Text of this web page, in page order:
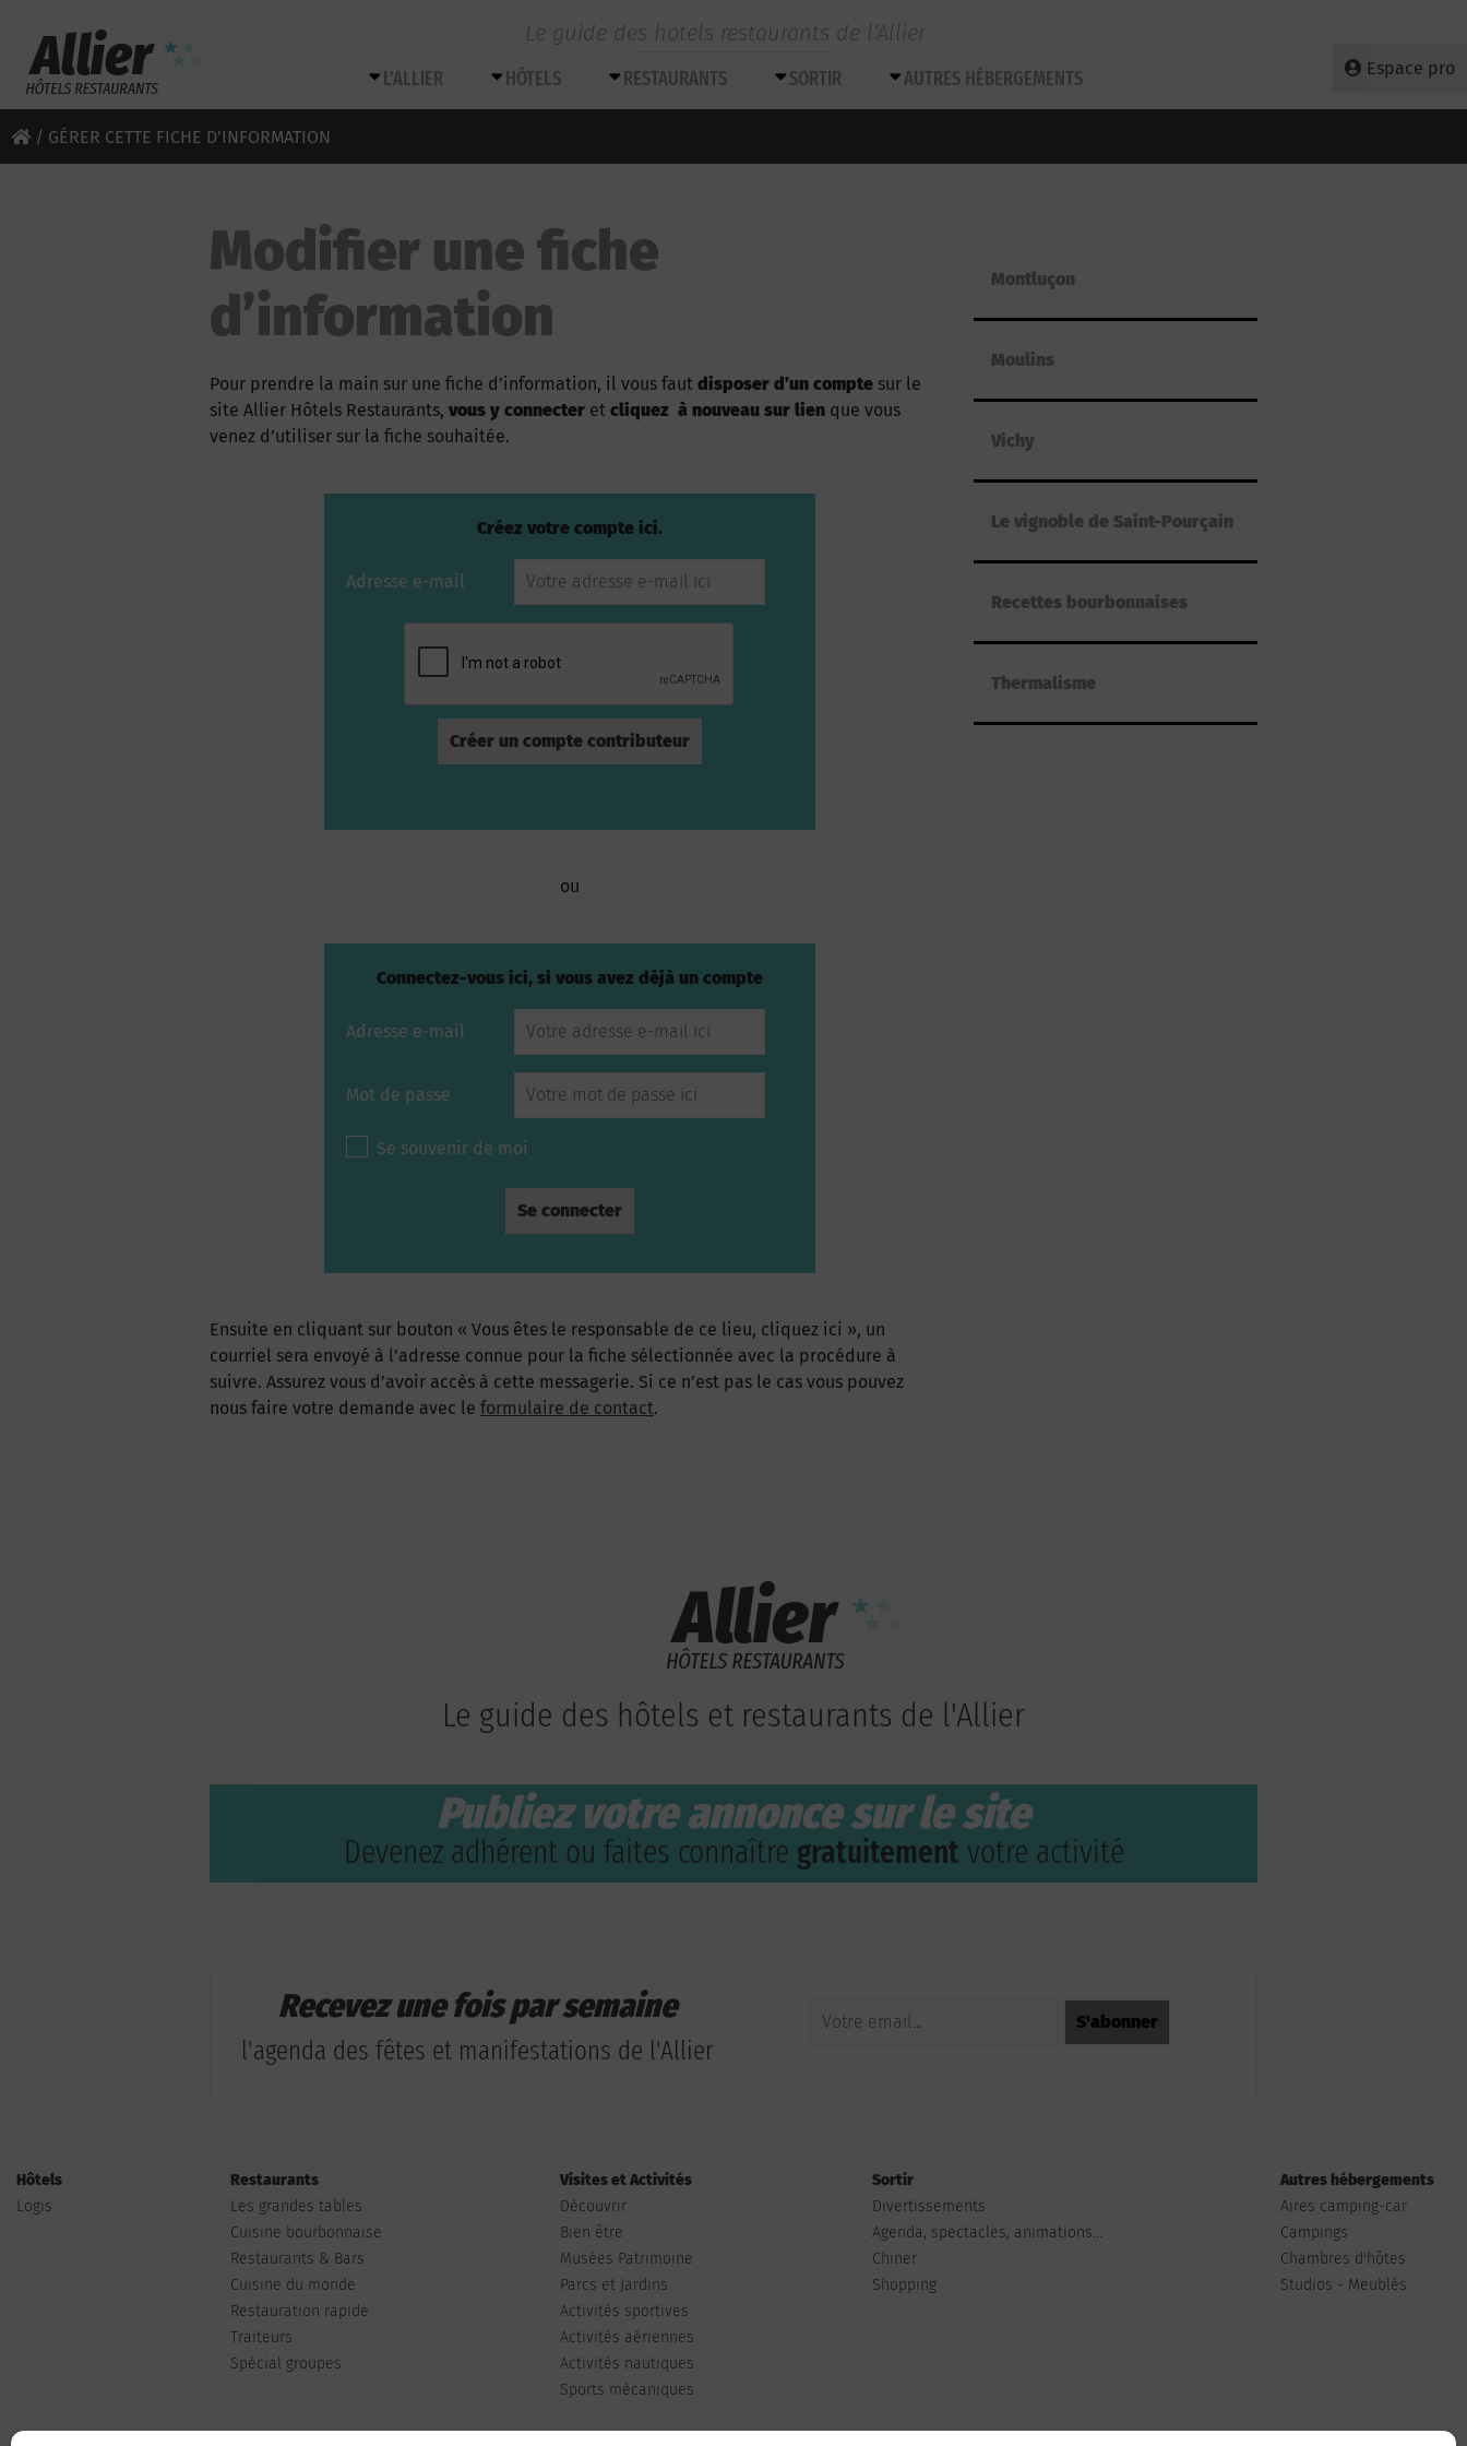
Le guide des hotels restaurants de l’Allier
Espace pro
L’ALLIER HÔTELS RESTAURANTS SORTIR AUTRES HÉBERGEMENTS
/ GÉRER CETTE FICHE D’INFORMATION
Modifier une fiche
d’information
Pour prendre la main sur une fiche d’information, il vous faut disposer d’un compte sur le
site Allier Hôtels Restaurants, vous y connecter et cliquez à nouveau sur lien que vous
venez d’utiliser sur la fiche souhaitée.
Créez votre compte ici.
Adresse e-mail
ou
Connectez-vous ici, si vous avez déjà un compte
Adresse e-mail
Mot de passe
Se souvenir de moi
Ensuite en cliquant sur bouton « Vous êtes le responsable de ce lieu, cliquez ici », un
courriel sera envoyé à l’adresse connue pour la fiche sélectionnée avec la procédure à
suivre. Assurez vous d’avoir accès à cette messagerie. Si ce n’est pas le cas vous pouvez
nous faire votre demande avec le formulaire de contact.
Montluçon
Moulins
Vichy
Le vignoble de Saint-Pourçain
Recettes bourbonnaises
Thermalisme
Le guide des hôtels et restaurants de l'Allier
Publiez votre annonce sur le site
Devenez adhérent ou faites connaître gratuitement votre activité
Recevez une fois par semaine
l'agenda des fêtes et manifestations de l'Allier
Hôtels
Logis
Restaurants
Les grandes tables
Cuisine bourbonnaise
Restaurants & Bars
Cuisine du monde
Restauration rapide
Traiteurs
Spécial groupes
Visites et Activités
Découvrir
Bien être
Musées Patrimoine
Parcs et Jardins
Activités sportives
Activités aériennes
Activités nautiques
Sports mécaniques
Sortir
Divertissements
Agenda, spectacles, animations...
Chiner
Shopping
Autres hébergements
Aires camping-car
Campings
Chambres d'hôtes
Studios - Meublés